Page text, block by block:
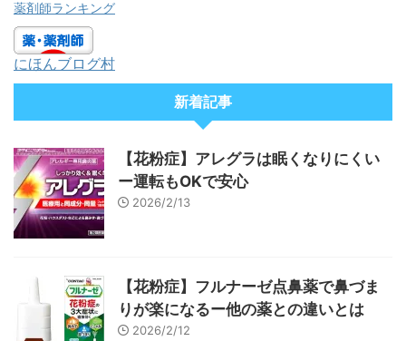
薬剤師ランキング
にほんブログ村
新着記事
【花粉症】アレグラは眠くなりにくい
ー運転もOKで安心
2026/2/13
【花粉症】フルナーゼ点鼻薬で鼻づま
りが楽になるー他の薬との違いとは
2026/2/12